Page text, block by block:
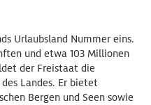
Urlaubsland Nummer eins.
und etwa 103 Millionen
der Freistaat die
Landes. Er bietet
Bergen und Seen sowie